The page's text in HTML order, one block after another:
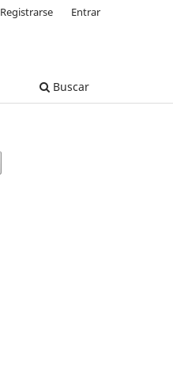
Buscar
Registrarse Entrar